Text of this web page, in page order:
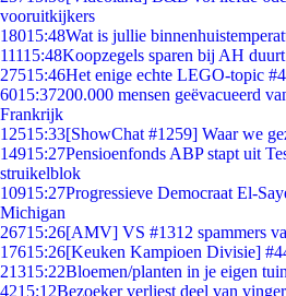
vooruitkijkers
18015:48Wat is jullie
11115:48Koopzegels sparen bij AH
27515:46Het enige echte LEGO-topic
6015:37200.000 mensen geëvacueerd
Frankrijk
12515:33[ShowChat #1259] Waar we
14915:27Pensioenfonds ABP stapt uit
struikelblok
10915:27Progressieve Democraat El-
Michigan
26715:26[AMV] VS #1312 spammers
17615:26[Keuken Kampioen Divisie]
21315:22Bloemen/planten in je eigen
4215:12Bezoeker verliest deel van